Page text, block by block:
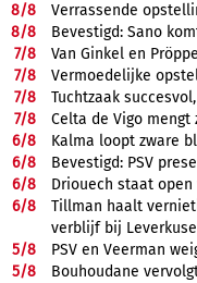
8/8
Verrassende
8/8
Bevestigd: Sano
7/8
Van Ginkel en
7/8
Vermoedelijke
7/8
Tuchtzaak
7/8
Celta de Vigo
6/8
Kalma loopt zware
6/8
Bevestigd: PSV
6/8
Driouech staat
6/8
Tillman haalt
verblijf bij
5/8
PSV en Veerman
5/8
Bouhoudane